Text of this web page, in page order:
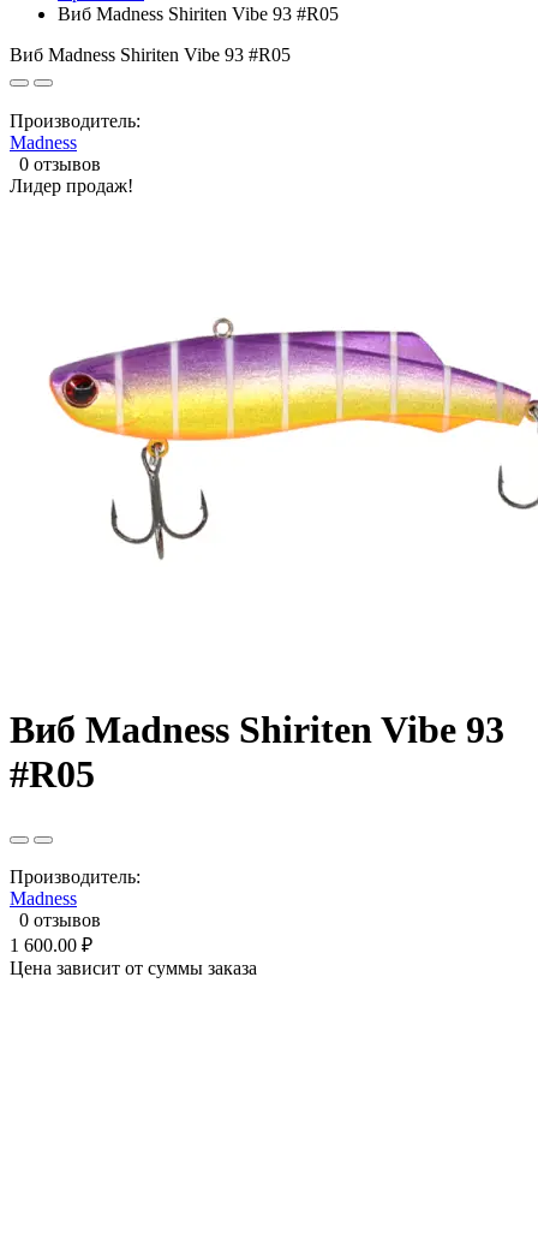
Виб Madness Shiriten Vibe 93 #R05
Виб Madness Shiriten Vibe 93 #R05
Производитель:
Madness
0 отзывов
Лидер продаж!
Виб Madness Shiriten Vibe 93
#R05
Производитель:
Madness
0 отзывов
1 600.00 ₽
Цена зависит от суммы заказа